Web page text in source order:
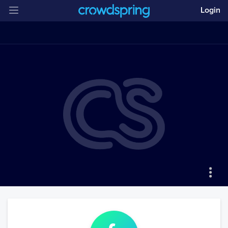
Login